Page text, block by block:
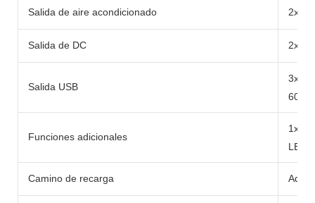
Salida de aire acondicionado 2x
Salida de DC 2x
Salida USB
3x
60W
Funciones adicionales
1x
LED/
Camino de recarga